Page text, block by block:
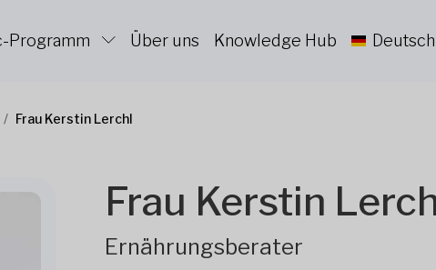
Programm Über uns Knowledge Hub
Frau Kerstin Lerchl
Frau Kerstin
Ernährungsberater